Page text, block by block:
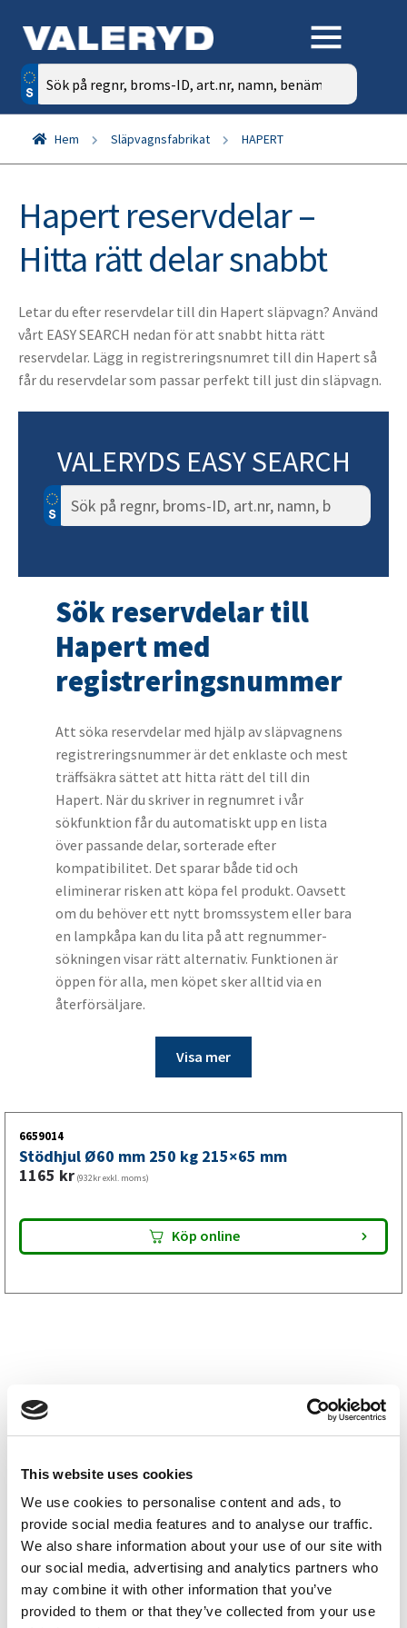
This website uses cookies
We use cookies to personalise content and ads, to
provide social media features and to analyse our traffic.
We also share information about your use of our site with
our social media, advertising and analytics partners who
may combine it with other information that you’ve
provided to them or that they’ve collected from your use
Sök
efter:
Hem Släpvagnsfabrikat HAPERT
Hapert reservdelar –
Hitta rätt delar snabbt
Letar du efter reservdelar till din Hapert släpvagn? Använd
vårt EASY SEARCH nedan för att snabbt hitta rätt
reservdelar. Lägg in registreringsnumret till din Hapert så
får du reservdelar som passar perfekt till just din släpvagn.
VALERYDS EASY SEARCH
Sök
efter:
Sök reservdelar till
Hapert med
registreringsnummer
Att söka reservdelar med hjälp av släpvagnens
registreringsnummer är det enklaste och mest
träffsäkra sättet att hitta rätt del till din
Hapert. När du skriver in regnumret i vår
sökfunktion får du automatiskt upp en lista
över passande delar, sorterade efter
kompatibilitet. Det sparar både tid och
eliminerar risken att köpa fel produkt. Oavsett
om du behöver ett nytt bromssystem eller bara
en lampkåpa kan du lita på att regnummer-
sökningen visar rätt alternativ. Funktionen är
öppen för alla, men köpet sker alltid via en
återförsäljare.
Visa mer
6659014
Stödhjul Ø60 mm 250 kg 215×65 mm
1165 kr (932kr exkl. moms)
Köp online
Tiki reservdelar
Variant reservdelar